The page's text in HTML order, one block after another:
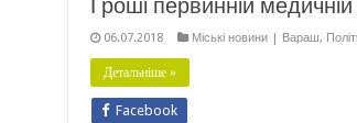
06.07.2018 Міські новини | Вараш,
Детальніше »
Facebook